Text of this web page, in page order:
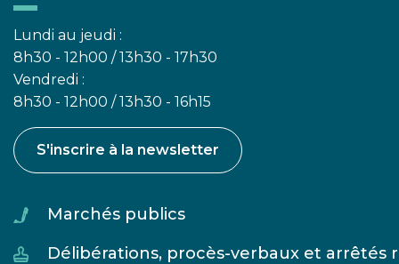
Lundi au jeudi :
8h30 - 12h00 / 13h30 - 17h30
Vendredi :
8h30 - 12h00 / 13h30 - 16h15
S'inscrire à la newsletter
Marchés publics
Délibérations, procès-verbaux et arrêtés